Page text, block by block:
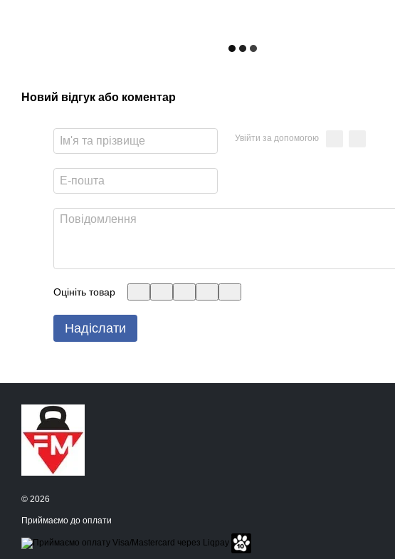
Новий відгук або коментар
Увійти за допомогою
Оцініть товар
Надіслати
© 2026
Приймаємо до оплати